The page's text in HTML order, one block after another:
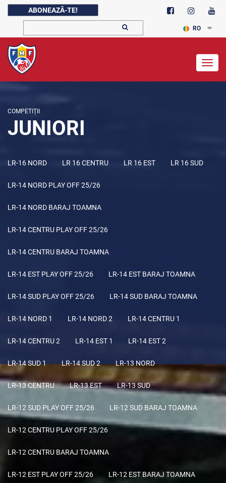
ABONEAZĂ-TE!
RO
COMPETIȚII
JUNIORI
LR-16 NORD LR 16 CENTRU LR 16 EST LR 16 SUD
LR-14 NORD PLAY OFF 25/26
LR-14 NORD BARAJ TOAMNA
LR-14 CENTRU PLAY OFF 25/26
LR-14 CENTRU BARAJ TOAMNA
LR-14 EST PLAY OFF 25/26 LR-14 EST BARAJ TOAMNA
LR-14 SUD PLAY OFF 25/26 LR-14 SUD BARAJ TOAMNA
LR-14 NORD 1 LR-14 NORD 2 LR-14 CENTRU 1
LR-14 CENTRU 2 LR-14 EST 1 LR-14 EST 2
LR-14 SUD 1 LR-14 SUD 2 LR-13 NORD
LR-13 CENTRU LR-13 EST LR-13 SUD
LR-12 SUD PLAY OFF 25/26 LR-12 SUD BARAJ TOAMNA
LR-12 CENTRU PLAY OFF 25/26
LR-12 CENTRU BARAJ TOAMNA
LR-12 EST PLAY OFF 25/26 LR-12 EST BARAJ TOAMNA